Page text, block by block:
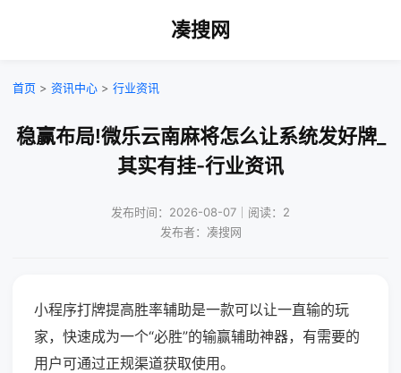
凑搜网
首页 > 资讯中心 > 行业资讯
稳赢布局!微乐云南麻将怎么让系统发好牌_
其实有挂-行业资讯
发布时间：2026-08-07｜阅读：2
发布者：凑搜网
小程序打牌提高胜率辅助是一款可以让一直输的玩
家，快速成为一个“必胜”的输赢辅助神器，有需要的
用户可通过正规渠道获取使用。